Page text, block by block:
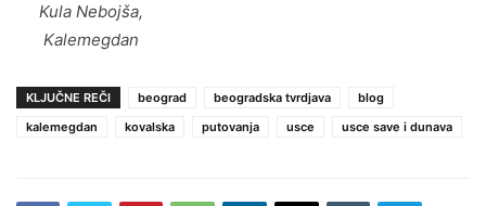
Kula Nebojša,
Kalemegdan
KLJUČNE REČI beograd beogradska tvrdjava
blog
kalemegdan
kovalska putovanja usce usce save i dunava